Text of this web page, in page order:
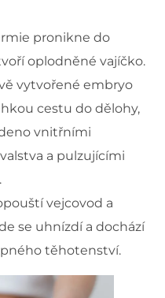
pronikne do
oplodněné vajíčko.
vytvořené embryo
cestu do dělohy,
vnitřními
a pulzujícími
vejcovod a
se uhnízdí a dochází
těhotenství.